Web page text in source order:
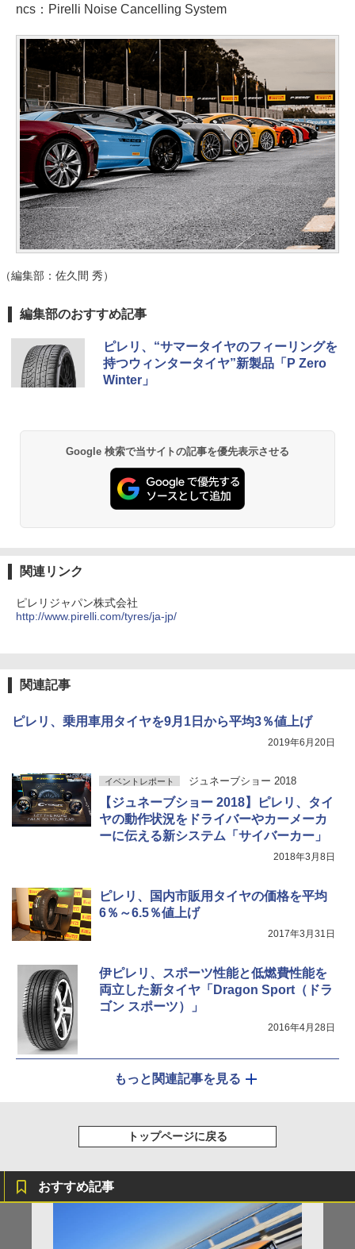
ncs：Pirelli Noise Cancelling System
（編集部：佐久間 秀）
編集部のおすすめ記事
ピレリ、“サマータイヤのフィーリングを
持つウィンタータイヤ”新製品「P Zero
Winter」
Google 検索で当サイトの記事を優先表示させる
関連リンク
ピレリジャパン株式会社
http://www.pirelli.com/tyres/ja-jp/
関連記事
ピレリ、乗用車用タイヤを9月1日から平均3％値上げ
2019年6月20日
イベントレポート ジュネーブショー 2018
【ジュネーブショー 2018】ピレリ、タイ
ヤの動作状況をドライバーやカーメーカ
ーに伝える新システム「サイバーカー」
2018年3月8日
ピレリ、国内市販用タイヤの価格を平均
6％～6.5％値上げ
2017年3月31日
伊ピレリ、スポーツ性能と低燃費性能を
両立した新タイヤ「Dragon Sport（ドラ
ゴン スポーツ）」
2016年4月28日
もっと関連記事を見る
トップページに戻る
おすすめ記事